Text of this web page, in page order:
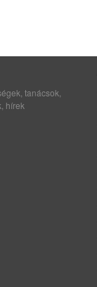
tanácsok,
hírek